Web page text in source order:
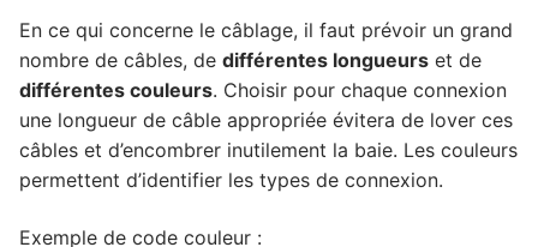
En ce qui concerne le câblage, il faut prévoir un grand
nombre de câbles, de différentes longueurs et de
différentes couleurs. Choisir pour chaque connexion
une longueur de câble appropriée évitera de lover ces
câbles et d’encombrer inutilement la baie. Les couleurs
permettent d’identifier les types de connexion.
Exemple de code couleur :